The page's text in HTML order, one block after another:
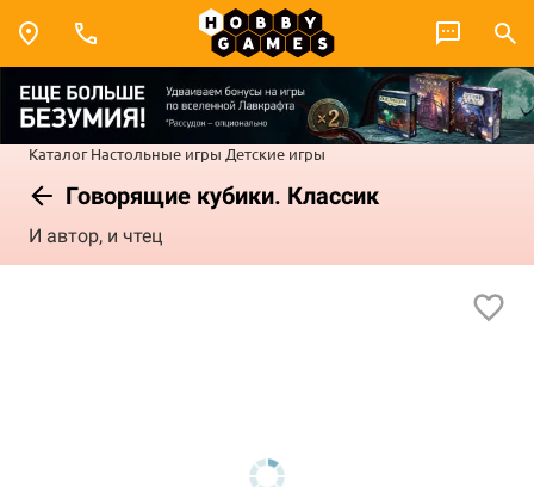
Каталог Настольные игры Детские игры
Говорящие кубики. Классик
И автор, и чтец